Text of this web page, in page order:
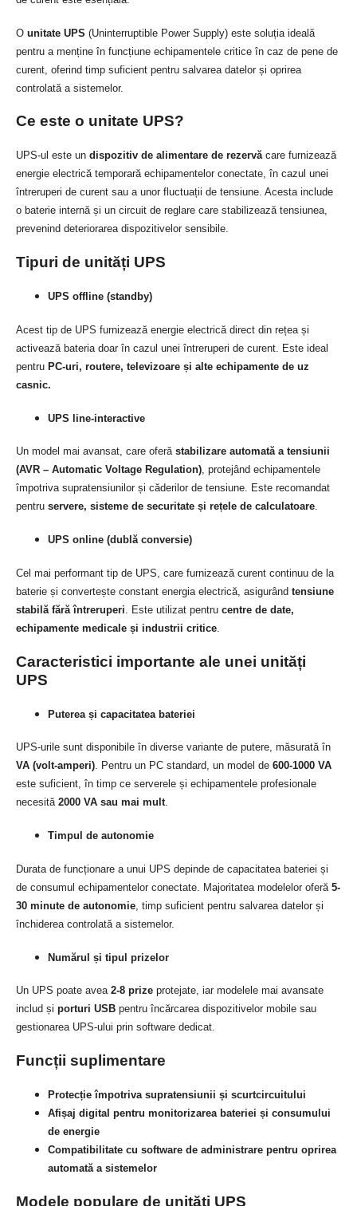
O unitate UPS (Uninterruptible Power Supply) este soluția ideală
pentru a menține în funcțiune echipamentele critice în caz de pene de
curent, oferind timp suficient pentru salvarea datelor și oprirea
controlată a sistemelor.
Ce este o unitate UPS?
UPS-ul este un dispozitiv de alimentare de rezervăcare furnizează
energie electrică temporară echipamentelor conectate, în cazul unei
întreruperi de curent sau a unor fluctuații de tensiune. Acesta include
o baterie internă și un circuit de reglare care stabilizează tensiunea,
prevenind deteriorarea dispozitivelor sensibile.
Tipuri de unități UPS
UPS offline (standby)
Acest tip de UPS furnizează energie electrică direct din rețea și
activează bateria doar în cazul unei întreruperi de curent. Este ideal
pentru PC-uri, routere, televizoare și alte echipamente de uz
casnic.
UPS line-interactive
Un model mai avansat, care oferă stabilizare automată a tensiunii
(AVR – Automatic Voltage Regulation), protejând echipamentele
împotriva supratensiunilor și căderilor de tensiune. Este recomandat
pentru servere, sisteme de securitate și rețele de calculatoare.
UPS online (dublă conversie)
Cel mai performant tip de UPS, care furnizează curent continuu de la
baterie și convertește constant energia electrică, asigurând tensiune
stabilă fără întreruperi . Este utilizat pentru centre de date,
echipamente medicale și industrii critice
Caracteristici importante ale unei unități
UPS
Puterea și capacitatea bateriei
UPS-urile sunt disponibile în diverse variante de putere, măsurată în
VA (volt-amperi). Pentru un PC standard, un model de 600-1000 VA
este suficient, în timp ce serverele și echipamentele profesionale
necesită 2000 VA sau mai mult.
Timpul de autonomie
Durata de funcționare a unui UPS depinde de capacitatea bateriei și
de consumul echipamentelor conectate. Majoritatea modelelor oferă 5-
30 minute de autonomie , timp suficient pentru salvarea datelor și
închiderea controlată a sistemelor.
Numărul și tipul prizelor
Un UPS poate avea 2-8 prize protejate, iar modelele mai avansate
includ și porturi USB pentru încărcarea dispozitivelor mobile sau
gestionarea UPS-ului prin software dedicat.
Funcții suplimentare
Protecție împotriva supratensiunii și scurtcircuitului
Afișaj digital pentru monitorizarea bateriei și consumului
de energie
Compatibilitate cu software de administrare pentru oprirea
automată a sistemelor
Modele populare de unități UPS